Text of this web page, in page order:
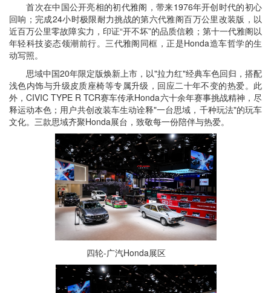
首次在中国公开亮相的初代雅阁，带来1976年开创时代的初心
回响；完成24小时极限耐力挑战的第六代雅阁百万公里改装版，以
近百万公里零故障实力，印证“开不坏”的品质信赖；第十一代雅阁以
年轻科技姿态领潮前行。三代雅阁同框，正是Honda造车哲学的生
动写照。
思域中国20年限定版焕新上市，以"拉力红"经典车色回归，搭配
浅色内饰与升级皮质座椅等专属升级，回应二十年不变的热爱。此
外，CIVIC TYPE R TCR赛车传承Honda六十余年赛事挑战精神，尽
释运动本色；用户共创改装车生动诠释"一台思域，千种玩法"的玩车
文化。三款思域齐聚Honda展台，致敬每一份陪伴与热爱。
四轮-广汽Honda展区